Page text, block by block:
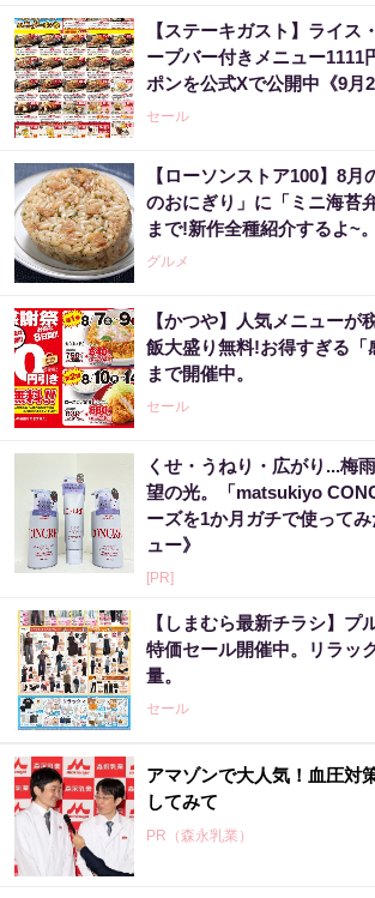
【ステーキガスト】ライス
ープバー付きメニュー1111
ポンを公式Xで公開中《9月
セール
【ローソンストア100】8
のおにぎり」に「ミニ海苔
まで!新作全種紹介するよ~。
グルメ
【かつや】人気メニューが
飯大盛り無料!お得すぎる「
まで開催中。
セール
くせ・うねり・広がり...梅
望の光。「matsukiyo
ーズを1か月ガチで使って
ュー》
[PR]
【しまむら最新チラシ】プ
特価セール開催中。リラッ
量。
セール
アマゾンで大人気！血圧対
してみて
PR（森永乳業）